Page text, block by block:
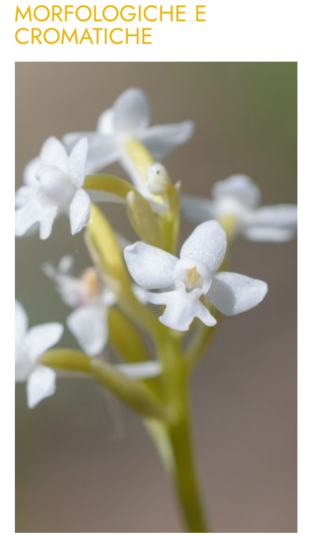
MORFOLOGICHE E
CROMATICHE